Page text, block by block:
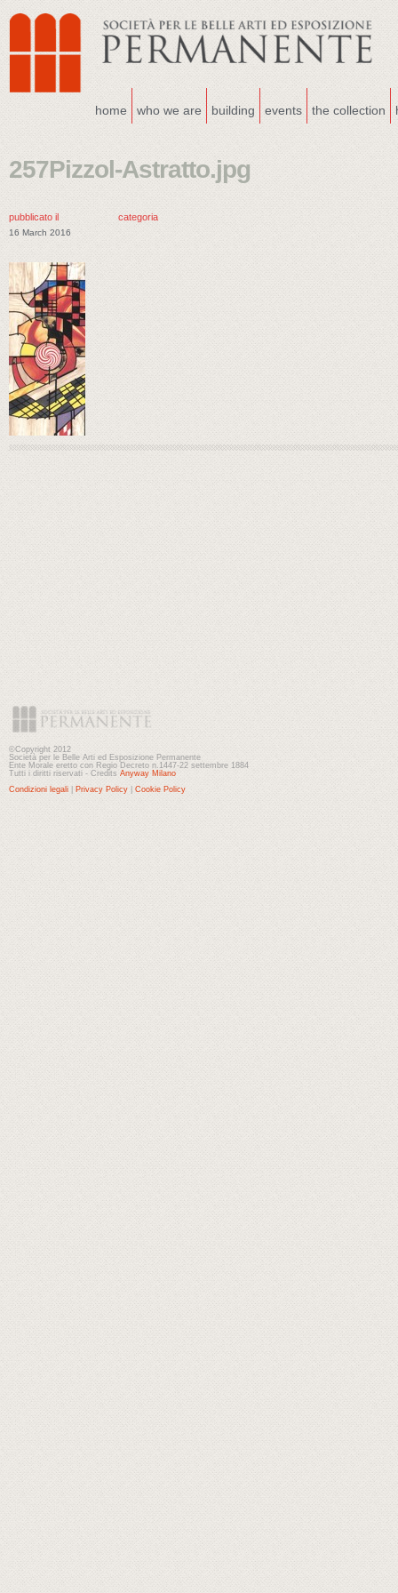
home who we are building events the collection
257Pizzol-Astratto.jpg
pubblicato il
16 March 2016
categoria
©Copyright 2012
Società per le Belle Arti ed Esposizione Permanente
Ente Morale eretto con Regio Decreto n.1447-22 settembre 1884
Tutti i diritti riservati - Credits Anyway Milano
Condizioni legali
Privacy Policy Cookie Policy